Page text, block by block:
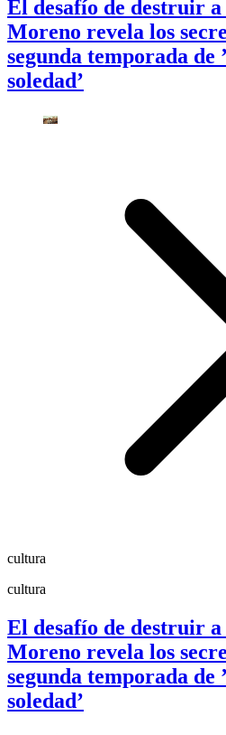
El desafío de destruir
Moreno revela los
segunda temporada de
soledad’
cultura
cultura
El desafío de destruir
Moreno revela los
segunda temporada de
soledad’